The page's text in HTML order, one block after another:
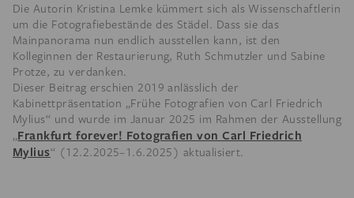
Die Autorin Kristina Lemke kümmert sich als Wissenschaftlerin
um die Fotografiebestände des Städel. Dass sie das
Mainpanorama nun endlich ausstellen kann, ist den
Kolleginnen der Restaurierung, Ruth Schmutzler und Sabine
Protze, zu verdanken.
Dieser Beitrag erschien 2019 anlässlich der
Kabinettpräsentation „Frühe Fotografien von Carl Friedrich
Mylius“ und wurde im Januar 2025 im Rahmen der Ausstellung
„Frankfurt forever! Fotografien von Carl Friedrich
Mylius“ (12.2.2025–1.6.2025) aktualisiert.